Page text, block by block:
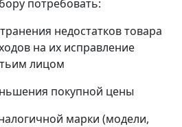
потребовать:
недостатков товара
на их исправление
лицом
покупной цены
марки (модели,